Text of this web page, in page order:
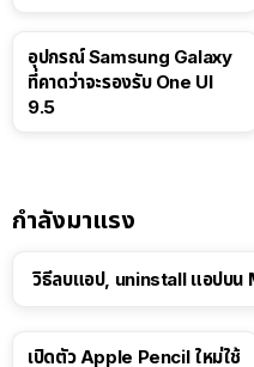
อุปกรณ์ Samsung Galaxy
ที่คาดว่าจะรองรับ One UI
9.5
กำลังมาแรง
วิธีลบแอป, uninstall แอปบน
เปิดตัว Apple Pencil ใหม่ใช้